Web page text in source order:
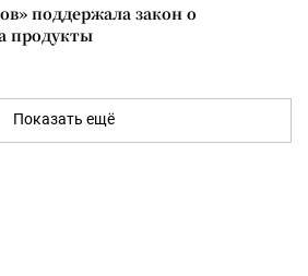
поддержала закон о
продукты
Показать ещё